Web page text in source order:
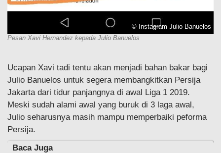
© Instagram Julio Banuelos
Pesan Xavi Hernandez kepada Julio Banuelos
Ucapan Xavi tadi tentu akan menjadi bahan bakar bagi
Julio Banuelos untuk segera membangkitkan Persija
Jakarta dari tidur panjangnya di awal Liga 1 2019.
Meski sudah alami awal yang buruk di 3 laga awal,
Julio seharusnya masih mampu memperbaiki peforma
Persija.
Baca Juga